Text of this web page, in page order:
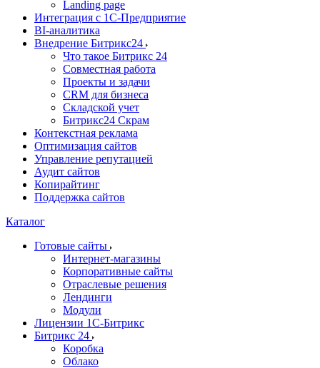
Landing page
Интеграция с 1С-Предприятие
BI-аналитика
Внедрение Битрикс24
Что такое Битрикс 24
Совместная работа
Проекты и задачи
СRМ для бизнеса
Складской учет
Битрикс24 Скрам
Контекстная реклама
Оптимизация сайтов
Управление репутацией
Аудит сайтов
Копирайтинг
Поддержка сайтов
Каталог
Готовые сайты
Интернет-магазины
Корпоративные сайты
Отраслевые решения
Лендинги
Модули
Лицензии 1С-Битрикс
Битрикс 24
Коробка
Облако